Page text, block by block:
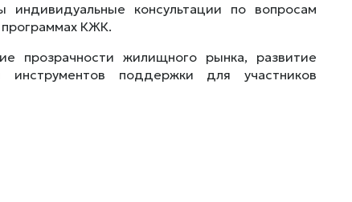
консультации по вопросам
КЖК.
прозрачности жилищного рынка, развитие
поддержки для участников